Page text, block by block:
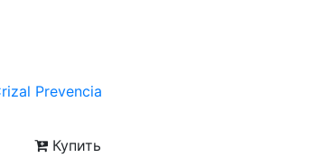
Prevencia
Купить